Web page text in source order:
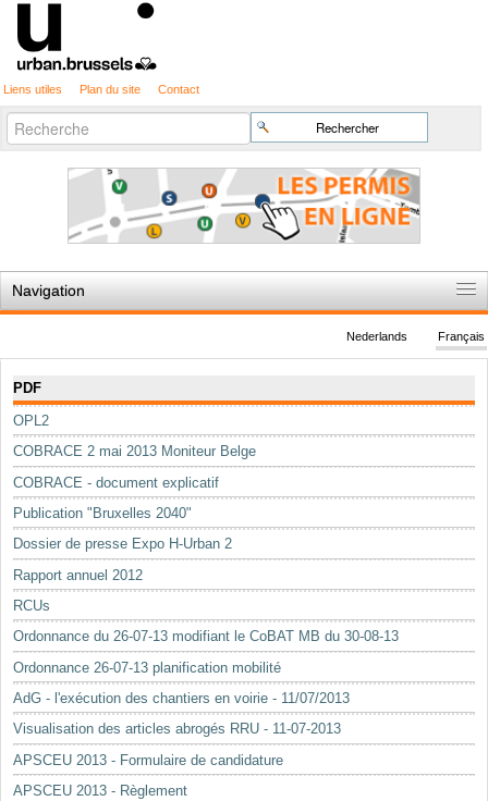
Liens utiles Plan du site Contact
Chercher par
Recherche
avancée…
Navigation
Règles du jeu
Permis d'urbanisme
Cartographie
Etudes et publications
Mots-clés
Renseignements urbanistiques
Français
Nederlands
PDF
OPL2
COBRACE 2 mai 2013 Moniteur Belge
COBRACE - document explicatif
Publication "Bruxelles 2040"
Dossier de presse Expo H-Urban 2
Rapport annuel 2012
RCUs
Ordonnance du 26-07-13 modifiant le CoBAT MB du 30-08-13
Ordonnance 26-07-13 planification mobilité
AdG - l'exécution des chantiers en voirie - 11/07/2013
Visualisation des articles abrogés RRU - 11-07-2013
APSCEU 2013 - Formulaire de candidature
APSCEU 2013 - Règlement